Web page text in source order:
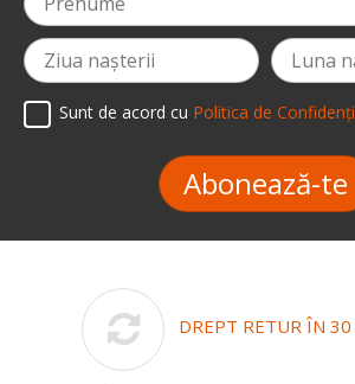
Sunt de acord cu Politica de
Abonează-te
DREPT RETUR ÎN 30